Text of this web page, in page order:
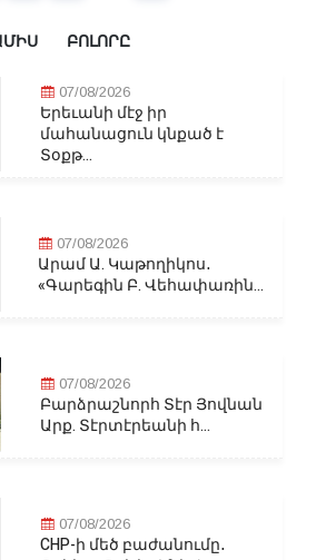
ԲՈԼՈՐԸ
07/08/2026
Երեւանի մէջ իր
մահանացուն կնքած է
Տօքթ...
07/08/2026
Արամ Ա. Կաթողիկոս․
«Գարեգին Բ. Վեհափառին...
07/08/2026
Բարձրաշնորհ Տէր Յովնան
Արք. Տէրտէրեանի հ...
07/08/2026
CHP-ի մեծ բաժանումը․